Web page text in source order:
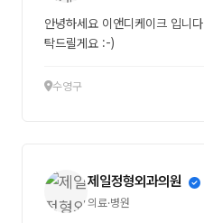
안녕하세요 이앤디케이크 입니다 아래 공지사항 확인후 상담 부
탁드릴게요 :-)
수영구
제일정형외과의원
의료·병원